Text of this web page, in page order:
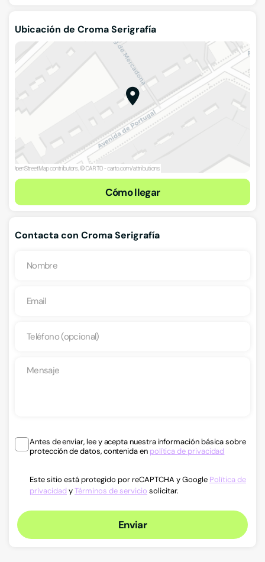
Ubicación de Croma Serigrafía
Cómo llegar
Contacta con Croma Serigrafía
Antes de enviar, lee y acepta nuestra información básica sobre
protección de datos, contenida en política de privacidad
Este sitio está protegido por reCAPTCHA y Google Política de
privacidad yTérminos de servicio solicitar.
Enviar